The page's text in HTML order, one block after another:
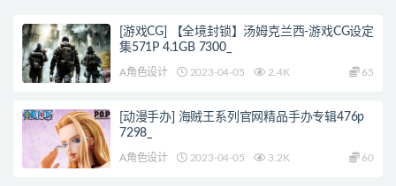
[游戏CG] 【全境封锁】汤姆克兰西-游戏CG设定
集571P 4.1GB 7300_
A角色设计 2023-04-05 2.4K 65
[动漫手办] 海贼王系列官网精品手办专辑476p
7298_
A角色设计 2023-04-05 3.2K 60